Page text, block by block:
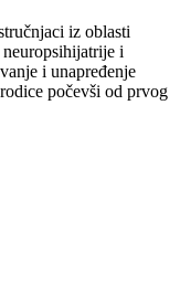
iz oblasti
i
i unapređenje
počevši od prvog